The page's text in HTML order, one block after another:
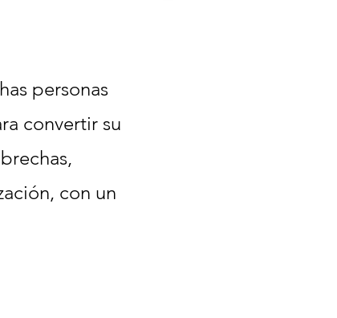
personas
convertir su
con un